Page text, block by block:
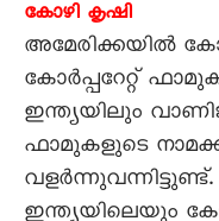
കോഴി കൃഷി
അമേരിക്കയിൽ
കോർപ്പറേറ്റ്
ഇന്ത്യയിലും
ഫാമുകളുടെ